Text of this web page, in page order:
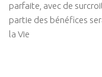
parfaite, avec de
partie des bénéfices
la Vie